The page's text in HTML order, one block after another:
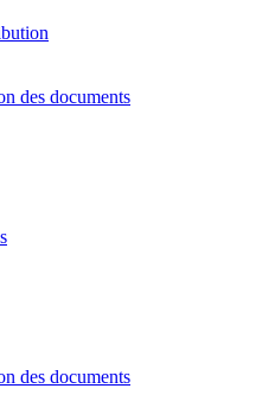
des documents
des documents